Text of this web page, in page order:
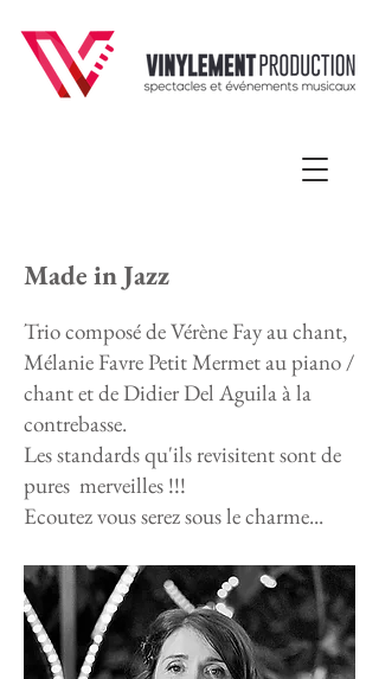
Made in Jazz
Trio composé de Vérène Fay au chant,
Mélanie Favre Petit Mermet au piano /
chant et de Didier Del Aguila à la
contrebasse.
Les standards qu'ils revisitent sont de
pures merveilles !!!
Ecoutez vous serez sous le charme...